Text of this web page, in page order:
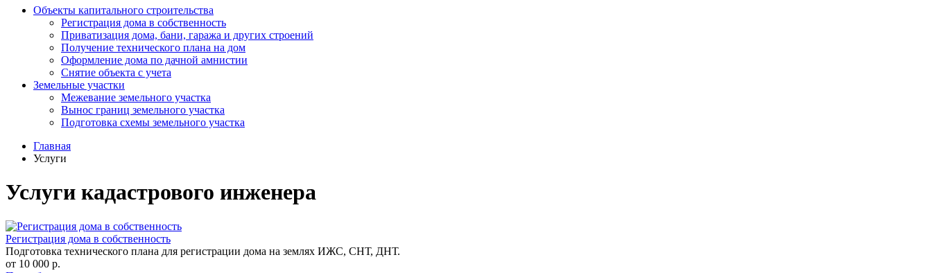
Объекты капитального строительства
Регистрация дома в собственность
Приватизация дома, бани, гаража и других строений
Получение технического плана на дом
Оформление дома по дачной амнистии
Снятие объекта с учета
Земельные участки
Межевание земельного участка
Вынос границ земельного участка
Подготовка схемы земельного участка
Главная
Услуги
Услуги кадастрового инженера
Регистрация дома в собственность
Подготовка технического плана для регистрации дома на землях ИЖС, СНТ, ДНТ.
от 10 000 р.